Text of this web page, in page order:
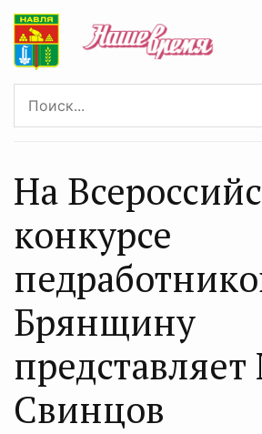
На
конкурсе
Брянщину
Свинцов